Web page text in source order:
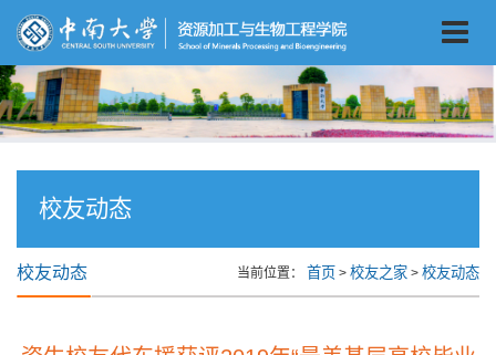
校友动态
校友动态 当前位置： 首页 > 校友之家 > 校友动态